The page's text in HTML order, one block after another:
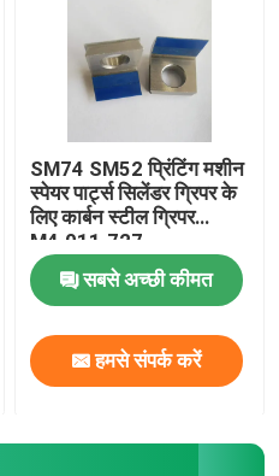
SM74 SM52 प्रिंटिंग मशीन
स्पेयर पार्ट्स सिलेंडर ग्रिपर के
लिए कार्बन स्टील ग्रिपर
M4.011.727
सबसे अच्छी कीमत
हमसे संपर्क करें